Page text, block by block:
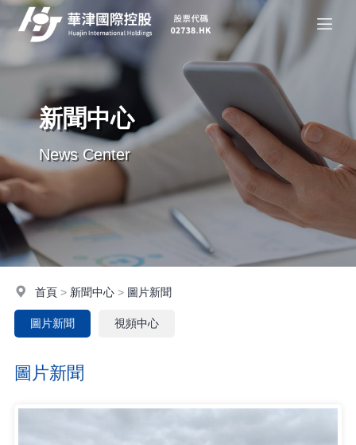
新聞中心
News Center
首頁> 新聞中心> 圖片新聞
圖片新聞 視頻中心
圖片新聞